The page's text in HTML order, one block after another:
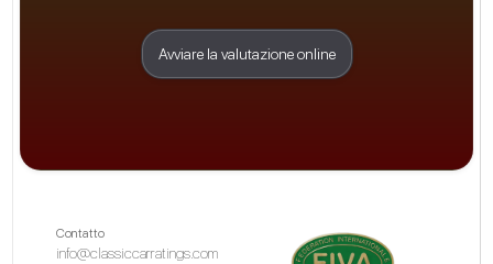
Avviare la valutazione online
Contatto
info@classiccarratings.com